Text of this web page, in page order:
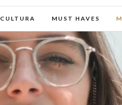
CULTURA MUST HAVES